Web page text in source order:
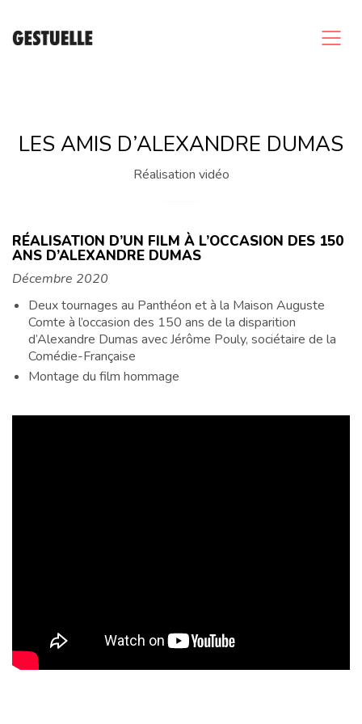
LES AMIS D’ALEXANDRE DUMAS
Réalisation vidéo
RÉALISATION D’UN FILM À L’OCCASION DES 150
ANS D’ALEXANDRE DUMAS
Décembre 2020
Deux tournages au Panthéon et à la Maison Auguste
Comte à l’occasion des 150 ans de la disparition
d’Alexandre Dumas avec Jérôme Pouly, sociétaire de la
Comédie-Française
Montage du film hommage